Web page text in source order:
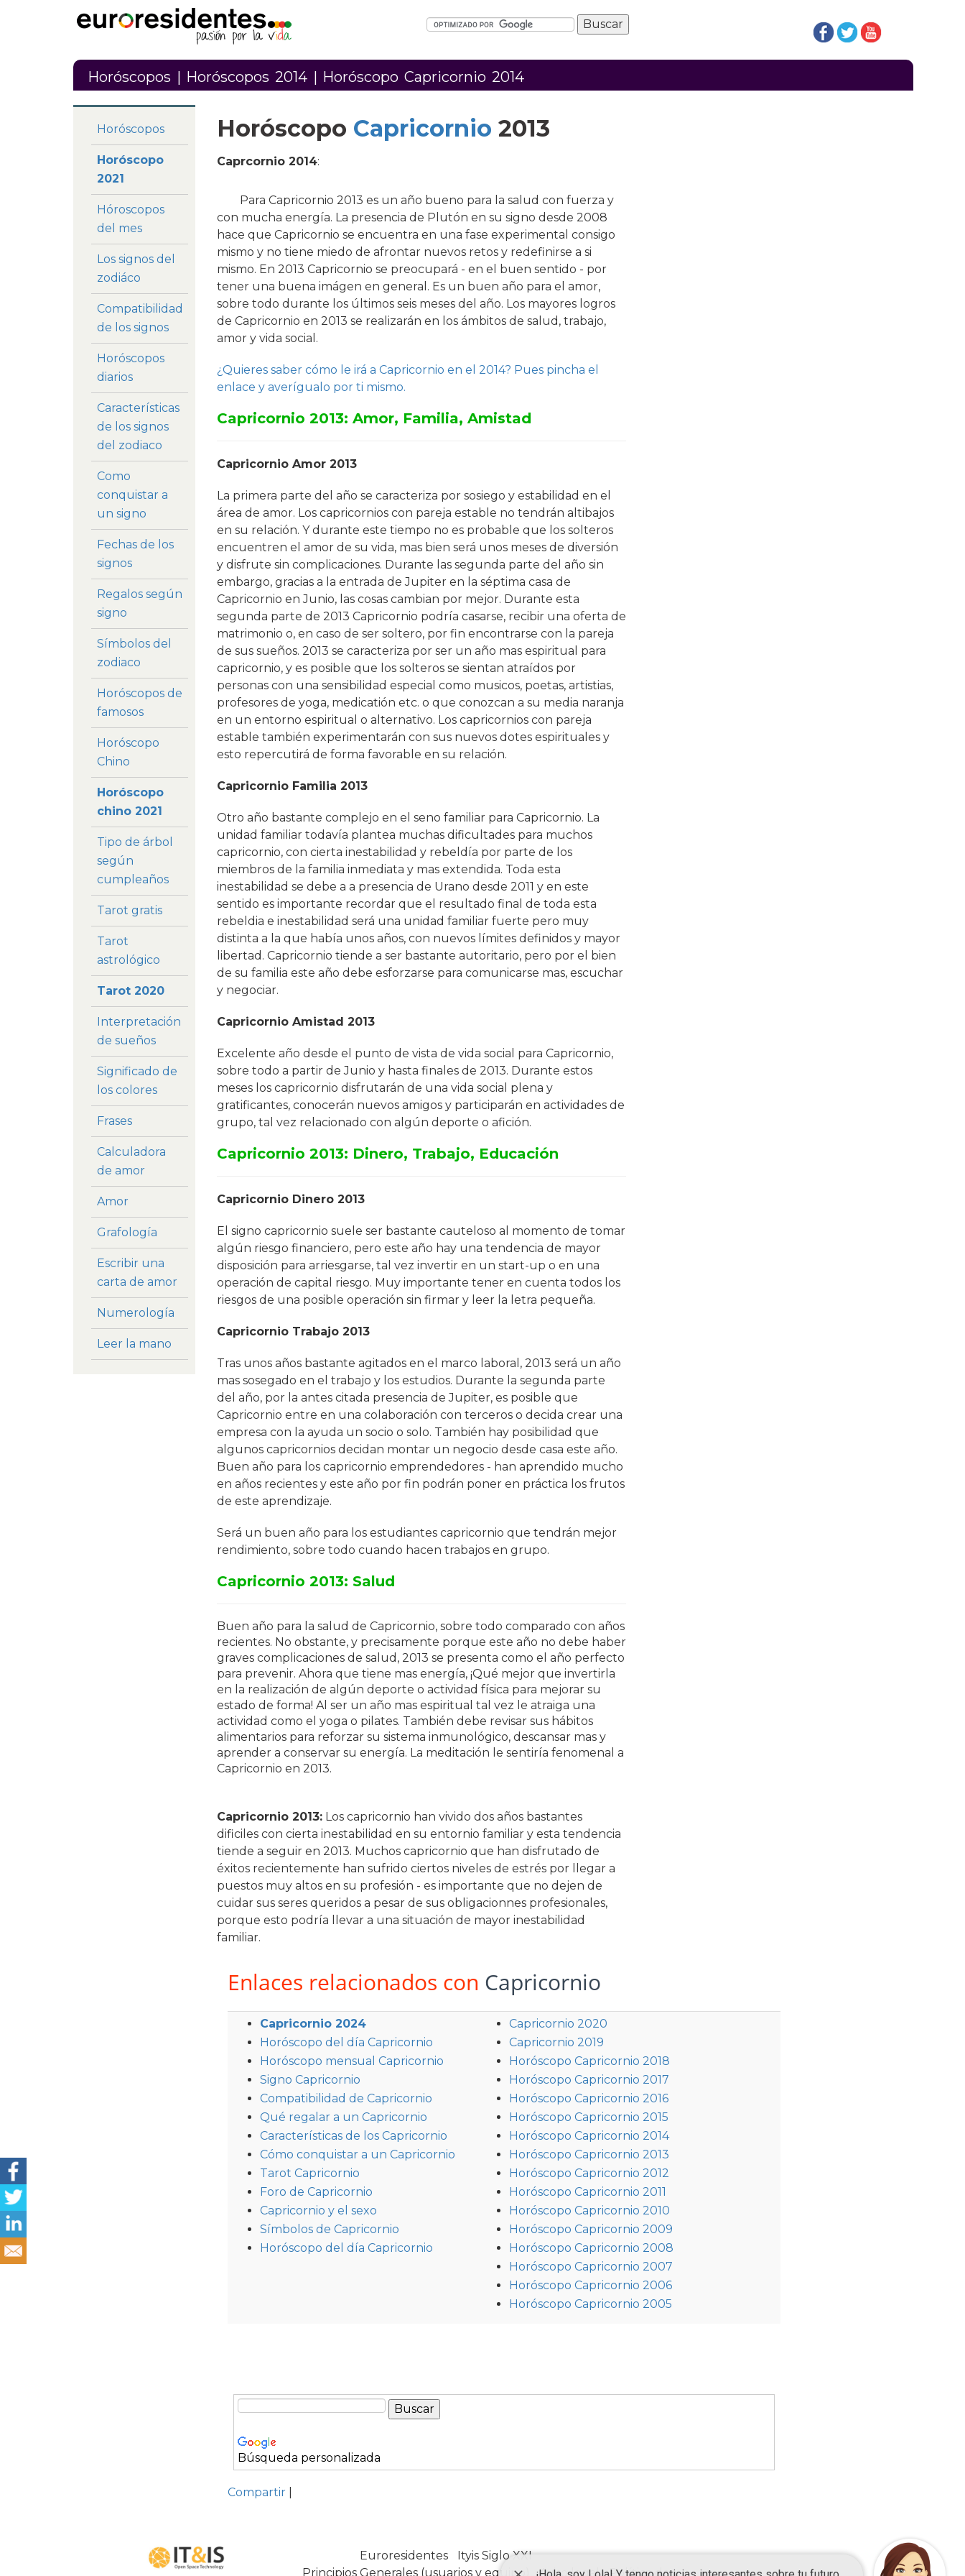
Horóscopos | Horóscopos 2014 | Horóscopo Capricornio 2014
Horóscopo Capricornio 2013
Caprcornio 2014:
Para Capricornio 2013 es un año bueno para la salud con fuerza y
con mucha energía. La presencia de Plutón en su signo desde 2008
hace que Capricornio se encuentra en una fase experimental consigo
mismo y no tiene miedo de afrontar nuevos retos y redefinirse a si
mismo. En 2013 Capricornio se preocupará - en el buen sentido - por
tener una buena imágen en general. Es un buen año para el amor,
sobre todo durante los últimos seis meses del año. Los mayores logros
de Capricornio en 2013 se realizarán en los ámbitos de salud, trabajo,
amor y vida social.
¿Quieres saber cómo le irá a Capricornio en el 2014? Pues pincha el
enlace y averígualo por ti mismo.
Capricornio 2013: Amor, Familia, Amistad
Capricornio Amor 2013
La primera parte del año se caracteriza por sosiego y estabilidad en el
área de amor. Los capricornios con pareja estable no tendrán altibajos
en su relación. Y durante este tiempo no es probable que los solteros
encuentren el amor de su vida, mas bien será unos meses de diversión
y disfrute sin complicaciones. Durante las segunda parte del año sin
embargo, gracias a la entrada de Jupiter en la séptima casa de
Capricornio en Junio, las cosas cambian por mejor. Durante esta
segunda parte de 2013 Capricornio podría casarse, recibir una oferta de
matrimonio o, en caso de ser soltero, por fin encontrarse con la pareja
de sus sueños. 2013 se caracteriza por ser un año mas espiritual para
capricornio, y es posible que los solteros se sientan atraídos por
personas con una sensibilidad especial como musicos, poetas, artistias,
profesores de yoga, medicatión etc. o que conozcan a su media naranja
en un entorno espiritual o alternativo. Los capricornios con pareja
estable también experimentarán con sus nuevos dotes espirituales y
esto repercutirá de forma favorable en su relación.
Capricornio Familia 2013
Otro año bastante complejo en el seno familiar para Capricornio. La
unidad familiar todavía plantea muchas dificultades para muchos
capricornio, con cierta inestabilidad y rebeldía por parte de los
miembros de la familia inmediata y mas extendida. Toda esta
inestabilidad se debe a a presencia de Urano desde 2011 y en este
sentido es importante recordar que el resultado final de toda esta
rebeldia e inestabilidad será una unidad familiar fuerte pero muy
distinta a la que había unos años, con nuevos límites definidos y mayor
libertad. Capricornio tiende a ser bastante autoritario, pero por el bien
de su familia este año debe esforzarse para comunicarse mas, escuchar
y negociar.
Capricornio Amistad 2013
Excelente año desde el punto de vista de vida social para Capricornio,
sobre todo a partir de Junio y hasta finales de 2013. Durante estos
meses los capricornio disfrutarán de una vida social plena y
gratificantes, conocerán nuevos amigos y participarán en actividades de
grupo, tal vez relacionado con algún deporte o afición.
Capricornio 2013: Dinero, Trabajo, Educación
Capricornio Dinero 2013
El signo capricornio suele ser bastante cauteloso al momento de tomar
algún riesgo financiero, pero este año hay una tendencia de mayor
disposición para arriesgarse, tal vez invertir en un start-up o en una
operación de capital riesgo. Muy importante tener en cuenta todos los
riesgos de una posible operación sin firmar y leer la letra pequeña.
Capricornio Trabajo 2013
Tras unos años bastante agitados en el marco laboral, 2013 será un año
mas sosegado en el trabajo y los estudios. Durante la segunda parte
del año, por la antes citada presencia de Jupiter, es posible que
Capricornio entre en una colaboración con terceros o decida crear una
empresa con la ayuda un socio o solo. También hay posibilidad que
algunos capricornios decidan montar un negocio desde casa este año.
Buen año para los capricornio emprendedores - han aprendido mucho
en años recientes y este año por fin podrán poner en práctica los frutos
de este aprendizaje.
Será un buen año para los estudiantes capricornio que tendrán mejor
rendimiento, sobre todo cuando hacen trabajos en grupo.
Capricornio 2013: Salud
Buen año para la salud de Capricornio, sobre todo comparado con años
recientes. No obstante, y precisamente porque este año no debe haber
graves complicaciones de salud, 2013 se presenta como el año perfecto
para prevenir. Ahora que tiene mas energía, ¡Qué mejor que invertirla
en la realización de algún deporte o actividad física para mejorar su
estado de forma! Al ser un año mas espiritual tal vez le atraiga una
actividad como el yoga o pilates. También debe revisar sus hábitos
alimentarios para reforzar su sistema inmunológico, descansar mas y
aprender a conservar su energía. La meditación le sentiría fenomenal a
Capricornio en 2013.
Capricornio 2013: Los capricornio han vivido dos años bastantes
dificiles con cierta inestabilidad en su entornio familiar y esta tendencia
tiende a seguir en 2013. Muchos capricornio que han disfrutado de
éxitos recientemente han sufrido ciertos niveles de estrés por llegar a
puestos muy altos en su profesión - es importante que no dejen de
cuidar sus seres queridos a pesar de sus obligacionnes profesionales,
porque esto podría llevar a una situación de mayor inestabilidad
familiar.
Enlaces relacionados con Capricornio
Capricornio 2024
Horóscopo del día Capricornio
Horóscopo mensual Capricornio
Signo Capricornio
Compatibilidad de Capricornio
Qué regalar a un Capricornio
Características de los Capricornio
Cómo conquistar a un Capricornio
Tarot Capricornio
Foro de Capricornio
Capricornio y el sexo
Símbolos de Capricornio
Horóscopo del día Capricornio
Capricornio 2020
Capricornio 2019
Horóscopo Capricornio 2018
Horóscopo Capricornio 2017
Horóscopo Capricornio 2016
Horóscopo Capricornio 2015
Horóscopo Capricornio 2014
Horóscopo Capricornio 2013
Horóscopo Capricornio 2012
Horóscopo Capricornio 2011
Horóscopo Capricornio 2010
Horóscopo Capricornio 2009
Horóscopo Capricornio 2008
Horóscopo Capricornio 2007
Horóscopo Capricornio 2006
Horóscopo Capricornio 2005
Búsqueda personalizada
Compartir
Horóscopos
Horóscopo
2021
Hóroscopos
del mes
Los signos del
zodiáco
Compatibilidad
de los signos
Horóscopos
diarios
Características
de los signos
del zodiaco
Como
conquistar a
un signo
Fechas de los
signos
Regalos según
signo
Símbolos del
zodiaco
Horóscopos de
famosos
Horóscopo
Chino
Horóscopo
chino 2021
Tipo de árbol
según
cumpleaños
Tarot gratis
Tarot
astrológico
Tarot 2020
Interpretación
de sueños
Significado de
los colores
Frases
Calculadora
de amor
Amor
Grafología
Escribir una
carta de amor
Numerología
Leer la mano
Euroresidentes| Ityis Siglo XXIEspaña, Spain
Principios Generales (usuarios y equipo)
|Aviso legal|Política de